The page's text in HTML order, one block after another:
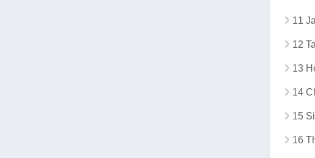
11
12
13
14
15
16